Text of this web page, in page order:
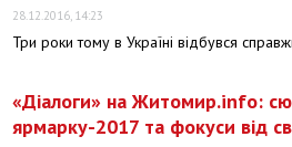
28.12.2016, 14:23
Три роки тому в Україні відбувся
«Діалоги» на Житомир.info:
ярмарку-2017 та фокуси від